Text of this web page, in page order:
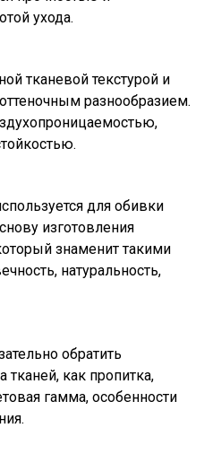
ухода.
тканевой текстурой и
разнообразием.
для обивки
изготовления
знаменит такими
натуральность,
обратить
тканей, как пропитка,
гамма, особенности